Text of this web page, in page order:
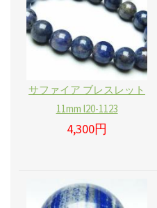
サファイア ブレスレット
11mm l20-1123
4,300円